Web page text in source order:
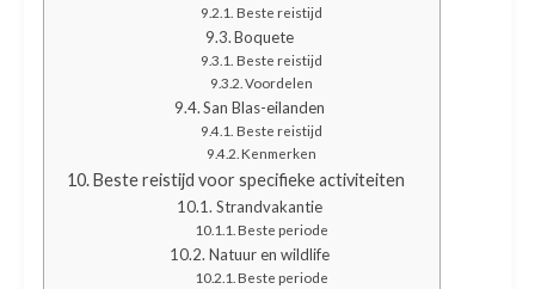
Beste reistijd
Boquete
Beste reistijd
Voordelen
San Blas-eilanden
Beste reistijd
Kenmerken
Beste reistijd voor specifieke activiteiten
Strandvakantie
Beste periode
Natuur en wildlife
Beste periode